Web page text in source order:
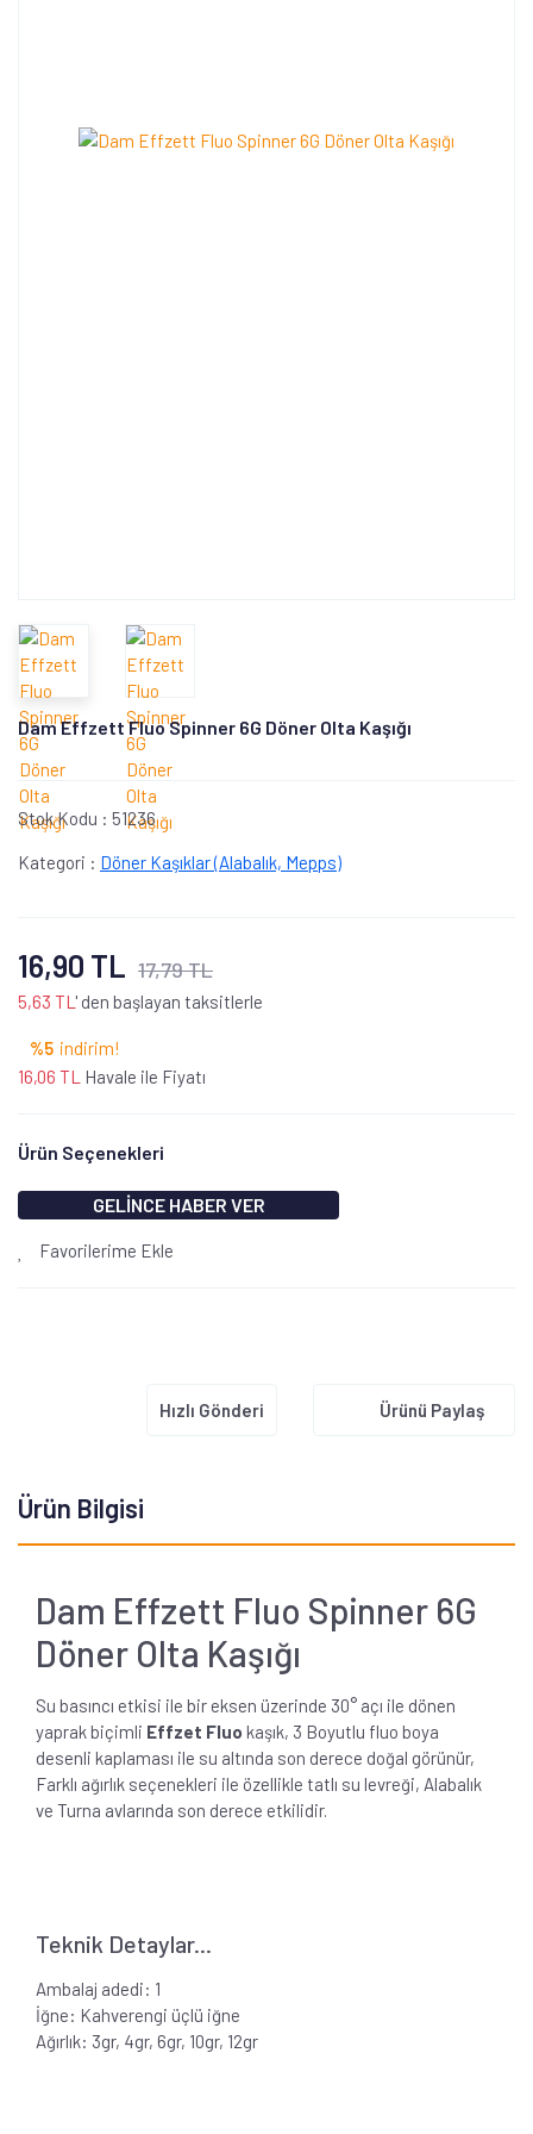
Dam Effzett Fluo Spinner 6G Döner Olta Kaşığı
Stok Kodu : 51236
Kategori : Döner Kaşıklar (Alabalık, Mepps)
16,90 TL 17,79 TL
5,63 TL ' den başlayan taksitlerle
%5 indirim!
16,06 TL
Havale ile Fiyatı
Ürün Seçenekleri
GELİNCE HABER VER
Favorilerime Ekle
Hızlı Gönderi Ürünü Paylaş
Ürün Bilgisi
Dam Effzett Fluo Spinner 6G
Döner Olta Kaşığı
Su basıncı etkisi ile bir eksen üzerinde 30° açı ile dönen
yaprak biçimli Effzet Fluo kaşık, 3 Boyutlu fluo boya
desenli kaplaması ile su altında son derece doğal görünür,
Farklı ağırlık seçenekleri ile özellikle tatlı su levreği, Alabalık
ve Turna avlarında son derece etkilidir.
Teknik Detaylar...
Ambalaj adedi: 1
İğne: Kahverengi üçlü iğne
Ağırlık: 3gr, 4gr, 6gr, 10gr, 12gr